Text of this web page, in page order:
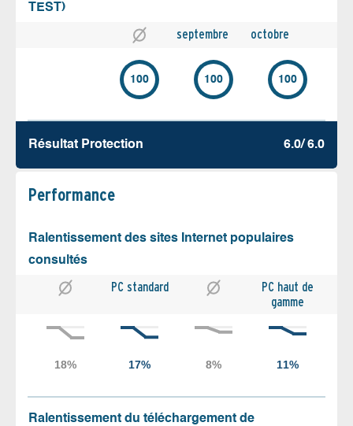
TEST)
septembre octobre
100 100 100
Résultat Protection 6.0/ 6.0
Performance
Ralentissement des sites Internet populaires
consultés
PC standard
PC haut de
gamme
Ralentissement du téléchargement de